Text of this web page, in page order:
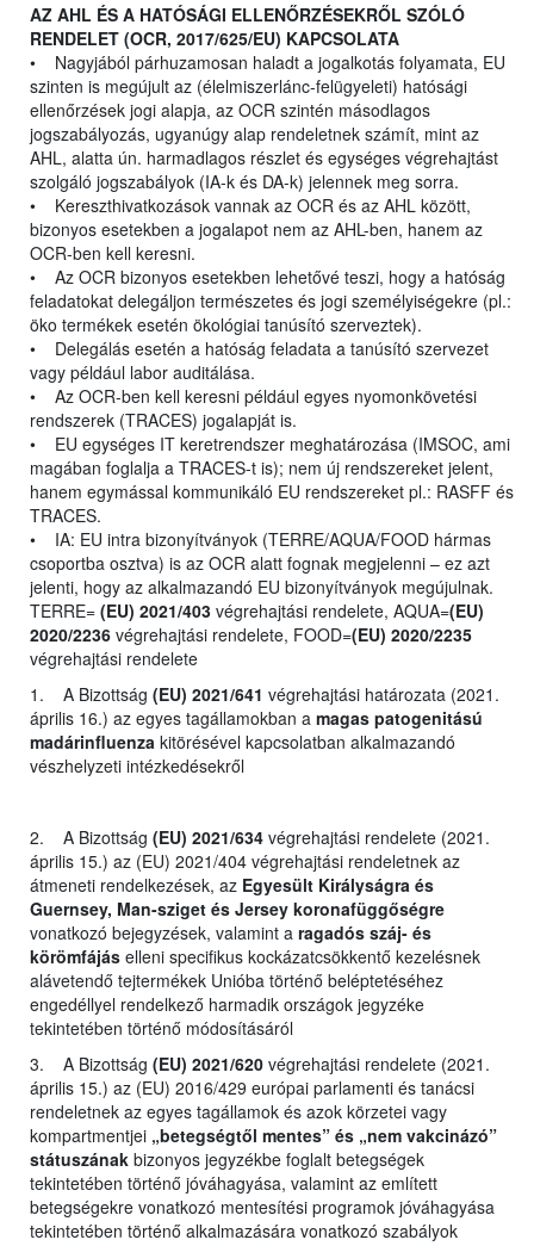
AZ AHL ÉS A HATÓSÁGI ELLENŐRZÉSEKRŐL SZÓLÓ
RENDELET (OCR, 2017/625/EU) KAPCSOLATA
• Nagyjából párhuzamosan haladt a jogalkotás folyamata, EU
szinten is megújult az (élelmiszerlánc-felügyeleti) hatósági
ellenőrzések jogi alapja, az OCR szintén másodlagos
jogszabályozás, ugyanúgy alap rendeletnek számít, mint az
AHL, alatta ún. harmadlagos részlet és egységes végrehajtást
szolgáló jogszabályok (IA-k és DA-k) jelennek meg sorra.
• Kereszthivatkozások vannak az OCR és az AHL között,
bizonyos esetekben a jogalapot nem az AHL-ben, hanem az
OCR-ben kell keresni.
• Az OCR bizonyos esetekben lehetővé teszi, hogy a hatóság
feladatokat delegáljon természetes és jogi személyiségekre (pl.:
öko termékek esetén ökológiai tanúsító szerveztek).
• Delegálás esetén a hatóság feladata a tanúsító szervezet
vagy például labor auditálása.
• Az OCR-ben kell keresni például egyes nyomonkövetési
rendszerek (TRACES) jogalapját is.
• EU egységes IT keretrendszer meghatározása (IMSOC, ami
magában foglalja a TRACES-t is); nem új rendszereket jelent,
hanem egymással kommunikáló EU rendszereket pl.: RASFF és
TRACES.
• IA: EU intra bizonyítványok (TERRE/AQUA/FOOD hármas
csoportba osztva) is az OCR alatt fognak megjelenni – ez azt
jelenti, hogy az alkalmazandó EU bizonyítványok megújulnak.
TERRE= (EU) 2021/403 végrehajtási rendelete, AQUA=(EU)
2020/2236 végrehajtási rendelete, FOOD=(EU) 2020/2235
végrehajtási rendelete
1. A Bizottság (EU) 2021/641 végrehajtási határozata (2021.
április 16.) az egyes tagállamokban a magas patogenitású
madárinfluenza kitörésével kapcsolatban alkalmazandó
vészhelyzeti intézkedésekről
2. A Bizottság (EU) 2021/634 végrehajtási rendelete (2021.
április 15.) az (EU) 2021/404 végrehajtási rendeletnek az
átmeneti rendelkezések, az Egyesült Királyságra és
Guernsey, Man-sziget és Jersey koronafüggőségre
vonatkozó bejegyzések, valamint a ragadós száj- és
körömfájás elleni specifikus kockázatcsökkentő kezelésnek
alávetendő tejtermékek Unióba történő beléptetéséhez
engedéllyel rendelkező harmadik országok jegyzéke
tekintetében történő módosításáról
3. A Bizottság (EU) 2021/620 végrehajtási rendelete (2021.
április 15.) az (EU) 2016/429 európai parlamenti és tanácsi
rendeletnek az egyes tagállamok és azok körzetei vagy
kompartmentjei „betegségtől mentes” és „nem vakcinázó”
státuszának bizonyos jegyzékbe foglalt betegségek
tekintetében történő jóváhagyása, valamint az említett
betegségekre vonatkozó mentesítési programok jóváhagyása
tekintetében történő alkalmazására vonatkozó szabályok